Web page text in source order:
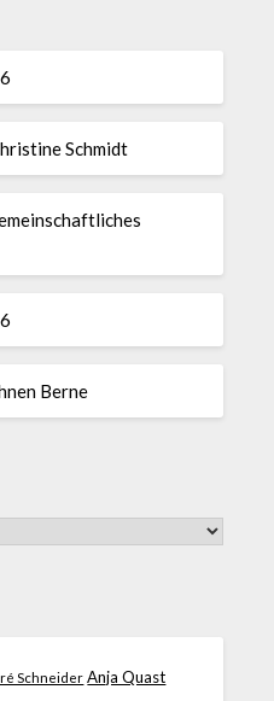
Schmidt
Berne
Schneider Anja Quast